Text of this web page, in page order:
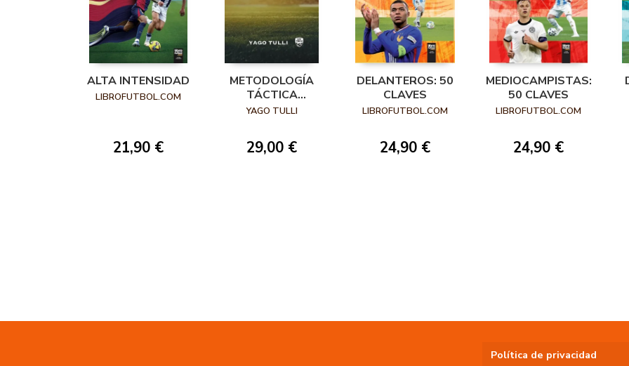
ALTA INTENSIDAD
LIBROFUTBOL.COM
21,90 €
METODOLOGÍA
TÁCTICA
INTEGRAL
YAGO TULLI
29,00 €
DELANTEROS: 50
CLAVES
LIBROFUTBOL.COM
24,90 €
MEDIOCAMPISTAS:
50 CLAVES
LIBROFUTBOL.COM
24,90 €
Política de privacidad